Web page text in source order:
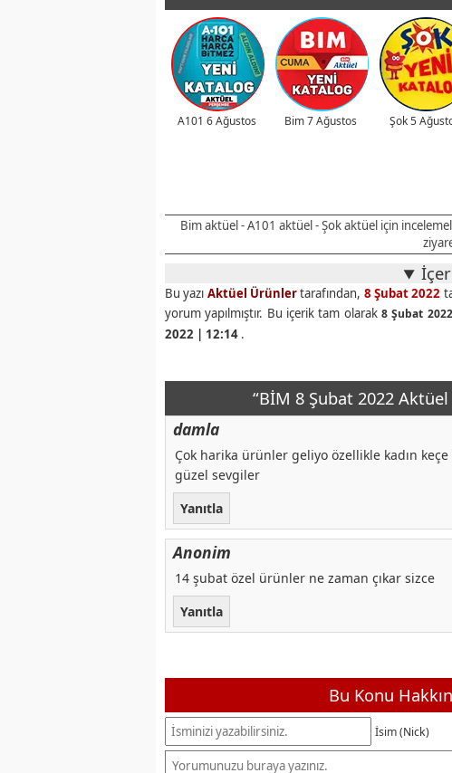
A101 6 Ağustos Bim 7 Ağustos Şok 5
Bim aktüel - A101 aktüel - Şok aktüel için
Bu yazı Aktüel Ürünlertarafından, 8 Şubat 2022
yorum yapılmıştır. Bu içerik tam olarak8 Şubat
2022 | 12:14 .
“BİM 8 Şubat 2022
damla
Çok harika ürünler geliyo özellikle kadın
güzel sevgiler
Yanıtla
Anonim
14 şubat özel ürünler ne zaman çıkar sizce
Yanıtla
Bu Konu
İsim (Nick)